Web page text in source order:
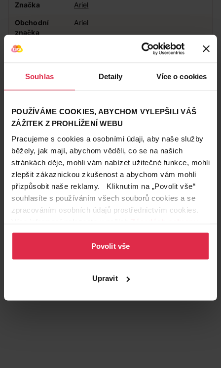
Souhlas Detaily Více o cookies
POUŽÍVÁME COOKIES, ABYCHOM VYLEPŠILI VÁŠ
ZÁŽITEK Z PROHLÍŽENÍ WEBU
Pracujeme s cookies a osobními údaji, aby naše služby
běžely, jak mají, abychom věděli, co se na našich
stránkách děje, mohli vám nabízet užitečné funkce, mohli
zlepšit zákaznickou zkušenost a abychom vám mohli
přizpůsobit naše reklamy. Kliknutím na „Povolit vše“
souhlasíte s používáním všech souborů cookies a se
zpracováním osobních údajů prostřednictvím cookies.
osobních údajů.
Povolit vše
Upravit
Značka Ariel
Obchodní
značka
Ariel
Typ prádla Na všechny typy prádla
Zákazníci také často nakupují